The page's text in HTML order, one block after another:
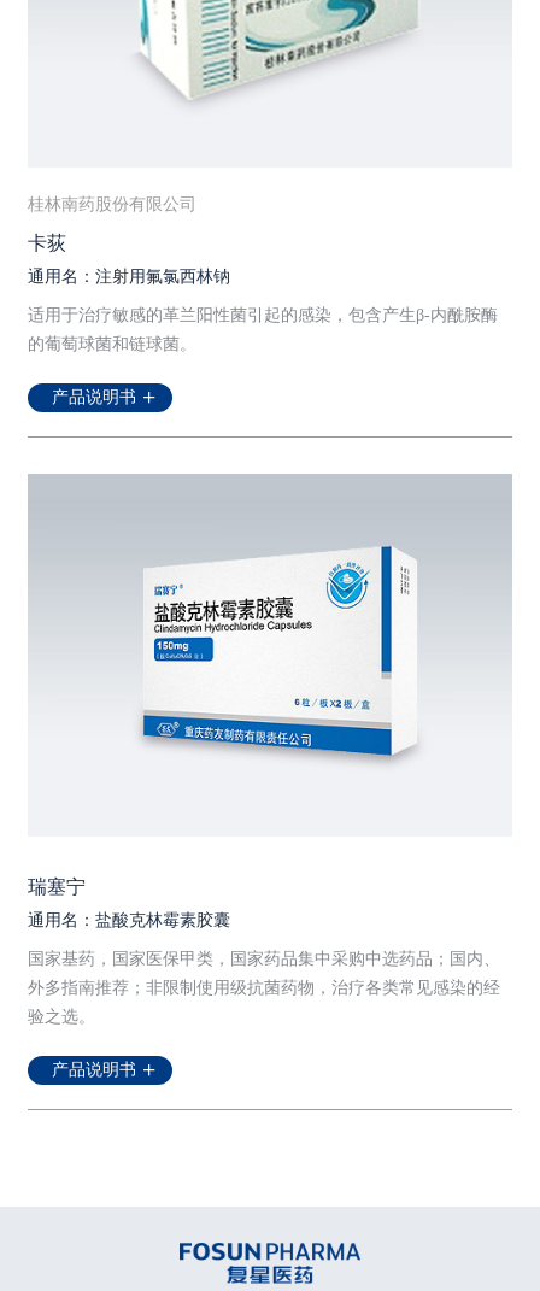
桂林南药股份有限公司
卡荻
通用名：注射用氟氯西林钠
适用于治疗敏感的革兰阳性菌引起的感染，包含产生β-内酰胺酶
的葡萄球菌和链球菌。
产品说明书
瑞塞宁
通用名：盐酸克林霉素胶囊
国家基药，国家医保甲类，国家药品集中采购中选药品；国内、
外多指南推荐；非限制使用级抗菌药物，治疗各类常见感染的经
验之选。
产品说明书